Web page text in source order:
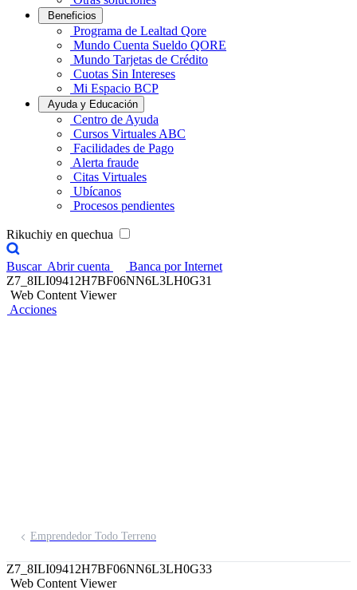
Beneficios
Programa de Lealtad Qore
Mundo Cuenta Sueldo QORE
Mundo Tarjetas de Crédito
Cuotas Sin Intereses
Mi Espacio BCP
Ayuda y Educación
Centro de Ayuda
Cursos Virtuales ABC
Facilidades de Pago
Alerta fraude
Citas Virtuales
Ubícanos
Procesos pendientes
Rikuchiy en quechua
Buscar Abrir cuenta
Banca por Internet
Z7_8ILI09412H7BF06NN6L3LH0G31
Web Content Viewer
Acciones
Emprendedor Todo Terreno
Z7_8ILI09412H7BF06NN6L3LH0G33
Web Content Viewer